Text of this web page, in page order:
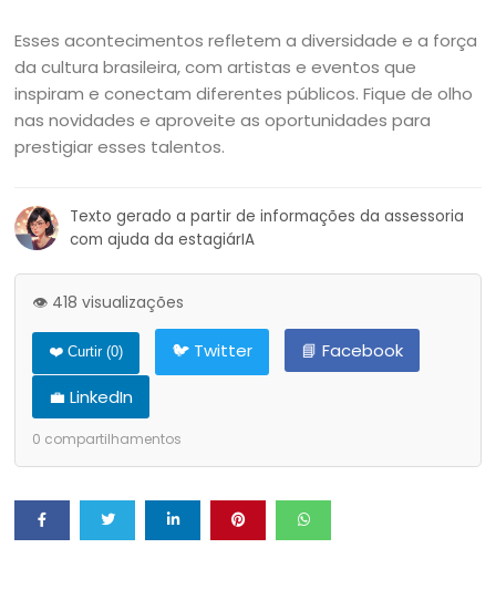
Esses acontecimentos refletem a diversidade e a força
da cultura brasileira, com artistas e eventos que
inspiram e conectam diferentes públicos. Fique de olho
nas novidades e aproveite as oportunidades para
prestigiar esses talentos.
Texto gerado a partir de informações da assessoria
com ajuda da estagiárIA
👁️ 418 visualizações
❤️ Curtir (0) 🐦 Twitter
📘 Facebook
💼 LinkedIn
0 compartilhamentos